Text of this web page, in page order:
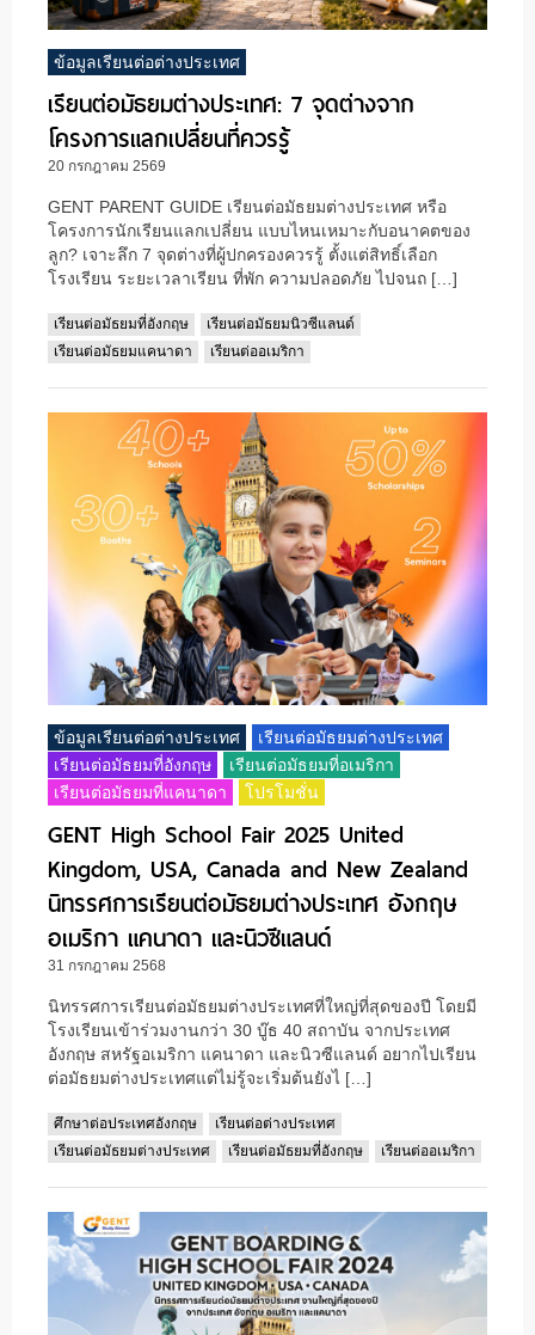
ข้อมูลเรียนต่อต่างประเทศ
เรียนต่อมัธยมต่างประเทศ: 7 จุดต่างจาก
โครงการแลกเปลี่ยนที่ควรรู้
20 กรกฎาคม 2569
GENT PARENT GUIDE เรียนต่อมัธยมต่างประเทศ หรือ
โครงการนักเรียนแลกเปลี่ยน แบบไหนเหมาะกับอนาคตของ
ลูก? เจาะลึก 7 จุดต่างที่ผู้ปกครองควรรู้ ตั้งแต่สิทธิ์เลือก
โรงเรียน ระยะเวลาเรียน ที่พัก ความปลอดภัย ไปจนถ […]
เรียนต่อมัธยมที่อังกฤษ
เรียนต่อมัธยมนิวซีแลนด์
เรียนต่อมัธยมแคนาดา
เรียนต่ออเมริกา
ข้อมูลเรียนต่อต่างประเทศ
เรียนต่อมัธยมต่างประเทศ
เรียนต่อมัธยมที่อังกฤษ
เรียนต่อมัธยมที่อเมริกา
เรียนต่อมัธยมที่แคนาดา
โปรโมชั่น
GENT High School Fair 2025 United
Kingdom, USA, Canada and New Zealand
นิทรรศการเรียนต่อมัธยมต่างประเทศ อังกฤษ
อเมริกา แคนาดา และนิวซีแลนด์
31 กรกฎาคม 2568
นิทรรศการเรียนต่อมัธยมต่างประเทศที่ใหญ่ที่สุดของปี โดยมี
โรงเรียนเข้าร่วมงานกว่า 30 บู๊ธ 40 สถาบัน จากประเทศ
อังกฤษ สหรัฐอเมริกา แคนาดา และนิวซีแลนด์ อยากไปเรียน
ต่อมัธยมต่างประเทศแต่ไม่รู้จะเริ่มต้นยังไ […]
ศึกษาต่อประเทศอังกฤษ
เรียนต่อต่างประเทศ
เรียนต่อมัธยมต่างประเทศ
เรียนต่อมัธยมที่อังกฤษ เรียนต่ออเมริกา